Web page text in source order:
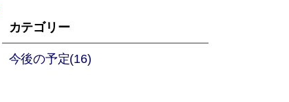
カテゴリー
今後の予定(16)